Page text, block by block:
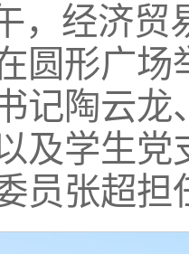
，经济
圆形广
记陶云
及学生
员张超担